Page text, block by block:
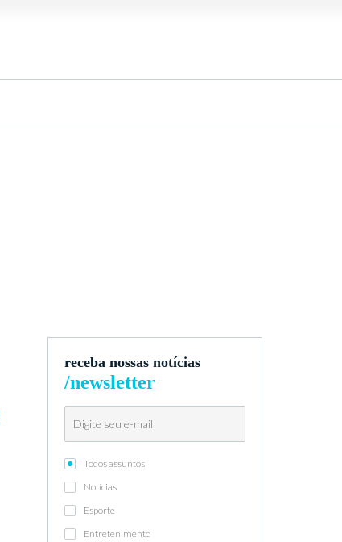
receba nossas notícias
/newsletter
Todos assuntos
Notícias
Esporte
Entretenimento